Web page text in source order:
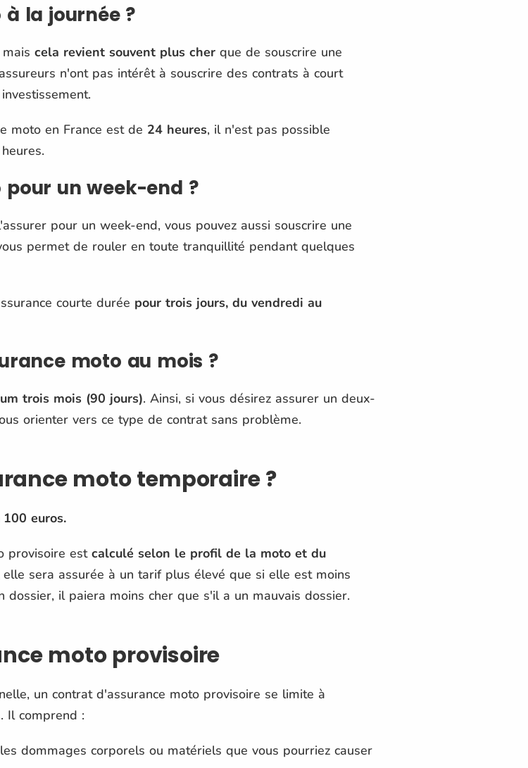
la journée ?
cela revient souvent plus cher que de souscrire une
n'ont pas intérêt à souscrire des contrats à court
moto en France est de 24 heures, il n'est pas possible
un week-end ?
pour un week-end, vous pouvez aussi souscrire une
permet de rouler en toute tranquillité pendant quelques
courte durée pour trois jours, du vendredi au
moto au mois ?
trois mois (90 jours). Ainsi, si vous désirez assurer un deux-
orienter vers ce type de contrat sans problème.
moto temporaire ?
euros.
provisoire est calculé selon le profil de la moto et du
sera assurée à un tarif plus élevé que si elle est moins
dossier, il paiera moins cher que s'il a un mauvais dossier.
moto provisoire
un contrat d'assurance moto provisoire se limite à
Il comprend :
dommages corporels ou matériels que vous pourriez causer